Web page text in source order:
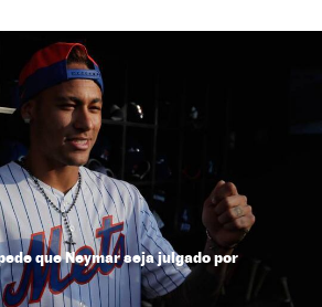
que Neymar seja julgado por